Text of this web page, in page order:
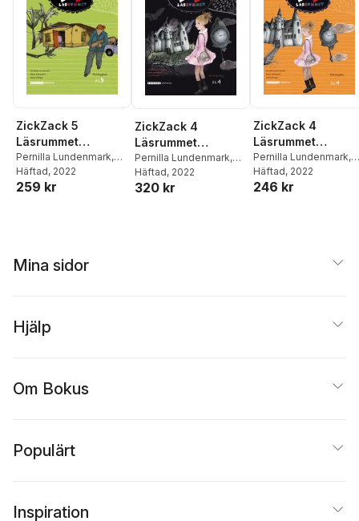
ZickZack 5
Läsrummet
Övningsbok,
version 2
Pernilla Lundenmark,
Anna Modigh
Lönnqvist
Häftad, 2022
259 kr
ZickZack 4
Läsrummet
Textsamling,
version 2
Pernilla Lundenmark,
Anna Modigh
Lönnqvist
Häftad, 2022
320 kr
ZickZack 4
Läsrummet
Övningsbok,
version 2
Pernilla Lundenmark,
Anna Modigh
Lönnqvist
Häftad, 2022
246 kr
Mina sidor
Hjälp
Om Bokus
Populärt
Inspiration